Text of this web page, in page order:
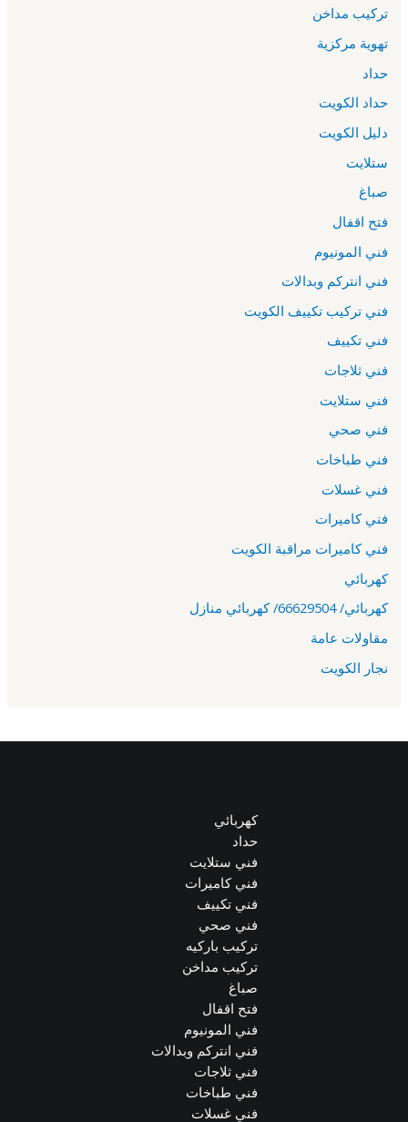
تركيب مداخن
تهوية مركزية
حداد
حداد الكويت
دليل الكويت
ستلايت
صباغ
فتح اقفال
فني المونيوم
فني انتركم وبدالات
فني تركيب تكييف الكويت
فني تكييف
فني ثلاجات
فني ستلايت
فني صحي
فني طباخات
فني غسلات
فني كاميرات
فني كاميرات مراقبة الكويت
كهربائي
كهربائي/ 66629504/ كهربائي منازل
مقاولات عامة
نجار الكويت
كهربائي
حداد
فني ستلايت
فني كاميرات
فني تكييف
فني صحي
تركيب باركيه
تركيب مداخن
صباغ
فتح اقفال
فني المونيوم
فني انتركم وبدالات
فني ثلاجات
فني طباخات
فني غسلات